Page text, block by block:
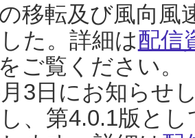
移転及び風向風
た。詳細は配信
をご覧ください。
3日にお知らせ
、第4.0.1版と